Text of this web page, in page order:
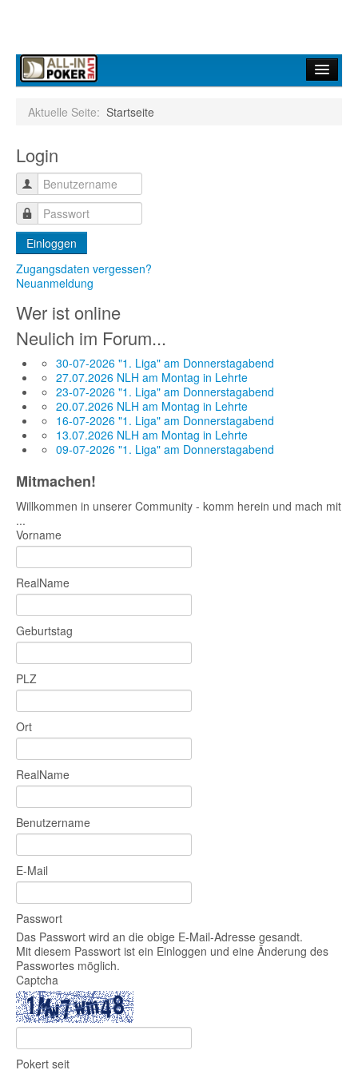
Infos
Turniere
Ergebnisdienst
Community
Aktuelle Seite: Startseite
Login
Einloggen
Zugangsdaten vergessen?
Neuanmeldung
Wer ist online
Neulich im Forum...
30-07-2026 "1. Liga" am Donnerstagabend
27.07.2026 NLH am Montag in Lehrte
23-07-2026 "1. Liga" am Donnerstagabend
20.07.2026 NLH am Montag in Lehrte
16-07-2026 "1. Liga" am Donnerstagabend
13.07.2026 NLH am Montag in Lehrte
09-07-2026 "1. Liga" am Donnerstagabend
Mitmachen!
Willkommen in unserer Community - komm herein und mach mit
...
Vorname
RealName
Geburtstag
PLZ
Ort
RealName
Benutzername
E-Mail
Passwort
Das Passwort wird an die obige E-Mail-Adresse gesandt.
Mit diesem Passwort ist ein Einloggen und eine Änderung des
Passwortes möglich.
Captcha
Pokert seit